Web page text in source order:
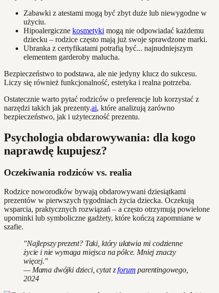
Zabawki z atestami mogą być zbyt duże lub niewygodne w
użyciu.
Hipoalergiczne kosmetyki mogą nie odpowiadać każdemu
dziecku – rodzice często mają już swoje sprawdzone marki.
Ubranka z certyfikatami potrafią być... najnudniejszym
elementem garderoby malucha.
Bezpieczeństwo to podstawa, ale nie jedyny klucz do sukcesu.
Liczy się również funkcjonalność, estetyka i realna potrzeba.
Ostatecznie warto pytać rodziców o preferencje lub korzystać z
narzędzi takich jak prezenty.ai, które analizują zarówno
bezpieczeństwo, jak i użyteczność prezentu.
Psychologia obdarowywania: dla kogo
naprawdę kupujesz?
Oczekiwania rodziców vs. realia
Rodzice noworodków bywają obdarowywani dziesiątkami
prezentów w pierwszych tygodniach życia dziecka. Oczekują
wsparcia, praktycznych rozwiązań – a często otrzymują powielone
upominki lub symboliczne gadżety, które kończą zapomniane w
szafie.
"Najlepszy prezent? Taki, który ułatwia mi codzienne
życie i nie wymaga miejsca na półce. Mniej znaczy
więcej."
— Mama dwójki dzieci, cytat zforum parentingowego,
2024